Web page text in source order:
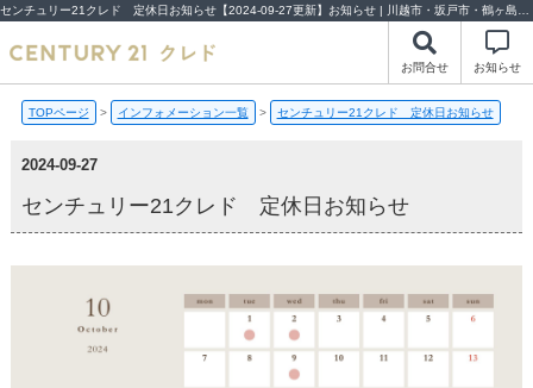
お問合せ お知らせ
TOPページ > インフォメーション一覧 > センチュリー21クレド 定休日お知らせ
2024-09-27
センチュリー21クレド 定休日お知らせ